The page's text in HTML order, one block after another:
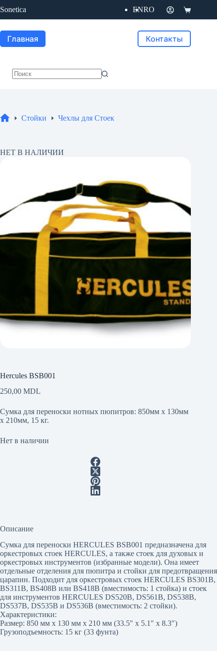
к
сути
Sonetica ENRO Корзина
Главная Контакты
Стойки Чехлы для Стоек
НЕТ В НАЛИЧИИ
Hercules BSB001
250,00 MDL
Сумка для переноски нотных пюпитров: 850мм x 130мм
x 210мм, 15 кг.
Нет в наличии
Описание
Сумка для переноски HERCULES BSB001 предназначена для
оркестровых стоек HERCULES, а также стоек для духовых и
оркестровых инструментов (избранные модели). Она имеет
отдельные отделения для пюпитра и стойки для предотвращения
царапин. Подходит для оркестровых стоек HERCULES BS301B,
BS311B, BS408B или BS418B (вместимость: 1 стойка) и стоек
для инструментов HERCULES DS520B, DS561B, DS538B,
DS537B, DS535B и DS536B (вместимость: 2 стойки).
Характеристики:
Размер: 850 мм x 130 мм x 210 мм (33.5″ x 5.1″ x 8.3″)
Грузоподъемность: 15 кг (33 фунта)